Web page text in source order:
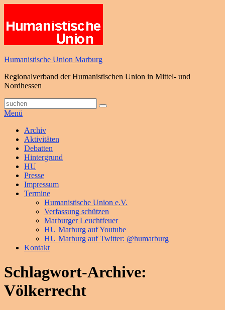
springen
Humanistische Union Marburg
Regionalverband der Humanistischen Union in Mittel- und
Nordhessen
Suche
nach:
Suchen
Menü
Primäres
Menü
Archiv
Aktivitäten
Debatten
Hintergrund
HU
Presse
Impressum
Termine
Humanistische Union e.V.
Verfassung schützen
Marburger Leuchtfeuer
HU Marburg auf Youtube
HU Marburg auf Twitter: @humarburg
Kontakt
Schlagwort-Archive:
Völkerrecht